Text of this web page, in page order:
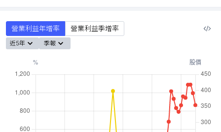
營業利益年增率 營業利益季增率
近5年 季報